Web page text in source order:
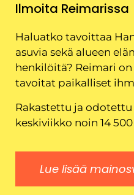
Ilmoita Reimarissa
Haluatko tavoittaa
asuvia sekä alueen
henkilöitä? Reimari
tavoitat paikalliset
Rakastettu ja
keskiviikko noin 14
Lue lisää